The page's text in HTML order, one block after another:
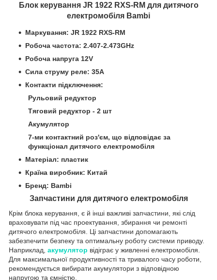
Блок керування JR 1922 RXS-RM для дитячого
електромобіля Bambi
Маркування: JR 1922 RXS-RM
Робоча частота: 2.407-2.473GHz
Робоча напруга 12V
Сила струму реле: 35А
Контакти підключення:
Рульовий редуктор
Тяговий редуктор - 2 шт
Акумулятор
7-ми контактний роз'єм, що відповідає за
функціонал дитячого електромобіля
Матеріал: пластик
Країна виробник: Китай
Бренд: Bambi
Запчастини для дитячого електромобіля
Крім блока керування, є й інші важливі запчастини, які слід
враховувати під час проектування, збирання чи ремонті
дитячого електромобіля. Ці запчастини допомагають
забезпечити безпеку та оптимальну роботу системи приводу.
Наприклад, акумулятор відіграє у живленні електромобіля.
Для максимальної продуктивності та тривалого часу роботи,
рекомендується вибирати акумулятори з відповідною
напругою та ємністю.